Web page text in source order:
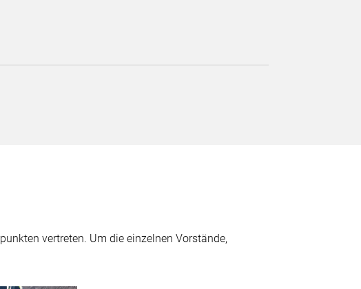
vertreten. Um die einzelnen Vorstände,